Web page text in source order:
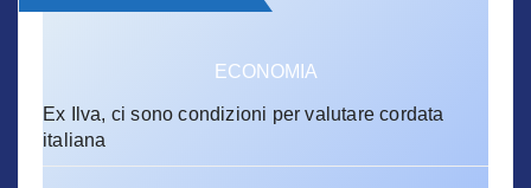
ECONOMIA
Ex Ilva, ci sono condizioni per valutare cordata
italiana